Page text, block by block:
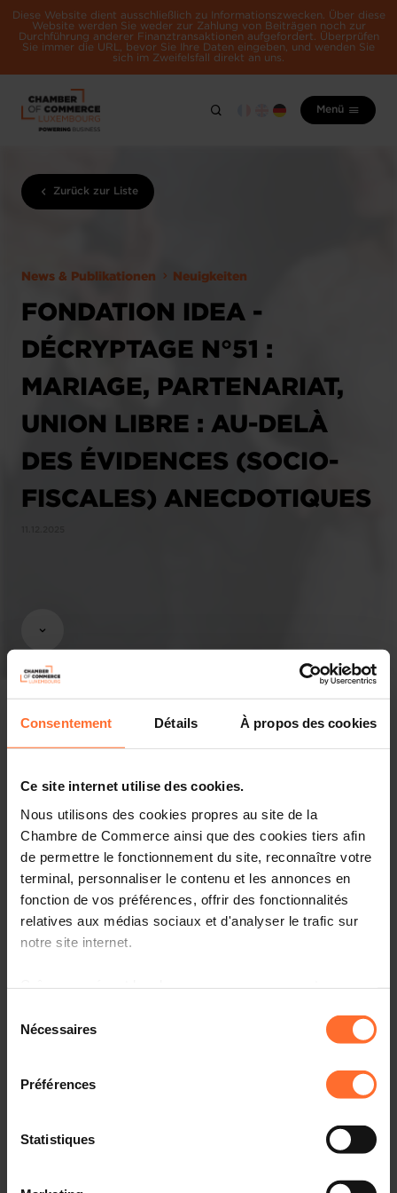
Consentement Détails À propos des cookies
Ce site internet utilise des cookies.
Nous utilisons des cookies propres au site de la
Chambre de Commerce ainsi que des cookies tiers afin
de permettre le fonctionnement du site, reconnaître votre
terminal, personnaliser le contenu et les annonces en
fonction de vos préférences, offrir des fonctionnalités
relatives aux médias sociaux et d'analyser le trafic sur
notre site internet.
à l’exception des cookies strictement nécessaires au
fonctionnement du site. Une description des différents
cookies est accessible sous l’onglet « Détails » ci-
dessus.
Il est précisé que la navigation sur le site et certaines
fonctionnalités (ex : lecture de vidéos, partage sur les
Nécessaires
Préférences
Statistiques
Diese Website dient ausschließlich zu Informationszwecken. Über diese
Website werden Sie weder zur Zahlung von Beiträgen noch zur
Durchführung anderer Finanztransaktionen aufgefordert. Überprüfen
Sie immer die URL, bevor Sie Ihre Daten eingeben, und wenden Sie
sich im Zweifelsfall direkt an uns.
Menü
Zurück zur Liste
News & Publikationen Neuigkeiten
FONDATION IDEA -
DÉCRYPTAGE N°51 :
MARIAGE, PARTENARIAT,
UNION LIBRE : AU-DELÀ
DES ÉVIDENCES (SOCIO-
FISCALES) ANECDOTIQUES
Diesen Artikel teilen
Le mariage, le partenariat et l’union libre sont
comparables aux trois maisons (en pierres, en bois, en